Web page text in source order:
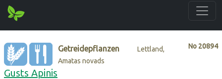
No 20894
Getreidepflanzen
Lettland,
Amatas novads
Gusts Apinis